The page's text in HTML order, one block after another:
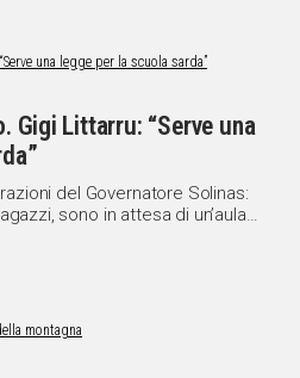
Gigi Littarru: “Serve una
del Governatore Solinas:
sono in attesa di un’aula